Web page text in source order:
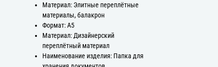
Материал: Элитные переплётные
материалы, балакрон
Формат: А5
Материал: Дизайнерский
переплётный материал
Наименование изделия: Папка для